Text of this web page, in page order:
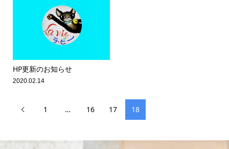
HP更新のお知らせ
2020.02.14
 1 … 16 17 18